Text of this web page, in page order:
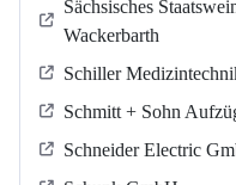
Sächsisches
Wackerbarth
Schiller
Schmitt + Sohn
Schneider Electric